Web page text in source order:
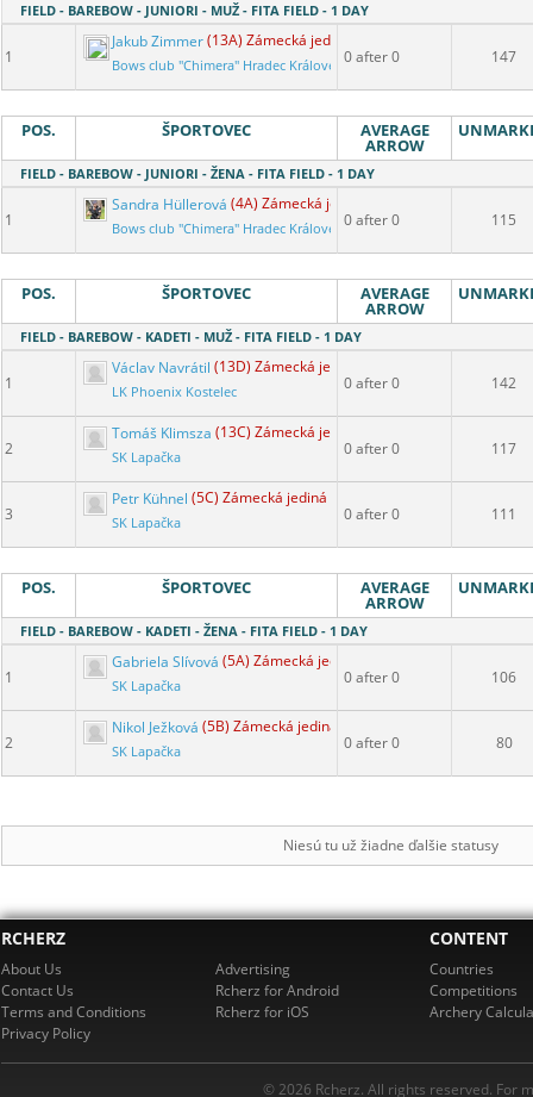
FIELD - BAREBOW - JUNIORI - MUŽ - FITA FIELD - 1 DAY
1
Jakub Zimmer(13A) Zámecká jediná
Bows club "Chimera" Hradec Králové 0 after 0 147
POS. ŠPORTOVEC AVERAGE
ARROW
FIELD - BAREBOW - JUNIORI - ŽENA - FITA FIELD - 1 DAY
1
Sandra Hüllerová (4A) Zámecká jediná
Bows club "Chimera" Hradec Králové 0 after 0 115
POS. ŠPORTOVEC AVERAGE
ARROW
FIELD - BAREBOW - KADETI - MUŽ - FITA FIELD - 1 DAY
1
Václav Navrátil (13D) Zámecká jediná
LK Phoenix Kostelec 0 after 0 142
2
Tomáš Klimsza (13C) Zámecká jediná
SK Lapačka 0 after 0 117
3
Petr Kühnel (5C) Zámecká jediná
SK Lapačka 0 after 0 111
POS. ŠPORTOVEC AVERAGE
ARROW
FIELD - BAREBOW - KADETI - ŽENA - FITA FIELD - 1 DAY
1
Gabriela Slívová (5A) Zámecká jediná
SK Lapačka 0 after 0 106
2
Nikol Ježková (5B) Zámecká jediná
SK Lapačka 0 after 0 80
Niesú tu už žiadne ďalšie statusy
RCHERZ
About Us
Contact Us
Terms and Conditions
Privacy Policy
Advertising
Rcherz for Android
Rcherz for iOS
CONTENT
Countries
Competitions
Archery
© 2026 Rcherz. All rights reserved. For